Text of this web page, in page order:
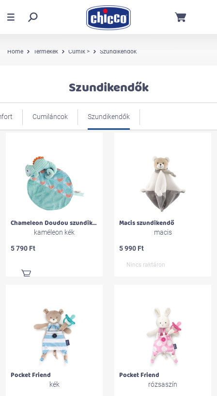
Home Termékek Cumik > Szundikendők
Szundikendők
Cumiláncok Szundikendők
Chameleon Doudou szundikendő
kaméleon kék
5 790 Ft
Macis szundikendő
macis
5 990 Ft
Nincs raktáron
Pocket Friend
kék
Pocket Friend
rózsaszín